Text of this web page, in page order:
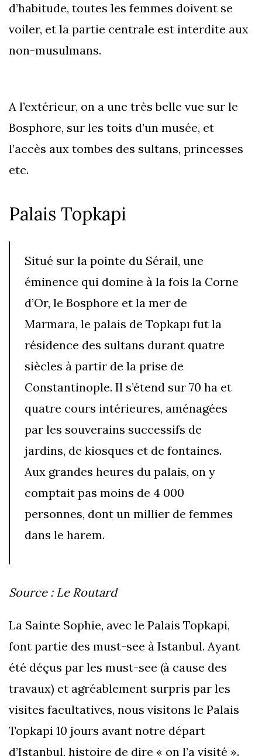
d’habitude, toutes les femmes doivent se
voiler, et la partie centrale est interdite aux
non-musulmans.
A l’extérieur, on a une très belle vue sur le
Bosphore, sur les toits d’un musée, et
l’accès aux tombes des sultans, princesses
etc.
Palais Topkapi
Situé sur la pointe du Sérail, une
éminence qui domine à la fois la Corne
d’Or, le Bosphore et la mer de
Marmara, le palais de Topkapı fut la
résidence des sultans durant quatre
siècles à partir de la prise de
Constantinople. Il s’étend sur 70 ha et
quatre cours intérieures, aménagées
par les souverains successifs de
jardins, de kiosques et de fontaines.
Aux grandes heures du palais, on y
comptait pas moins de 4 000
personnes, dont un millier de femmes
dans le harem.
Source : Le Routard
La Sainte Sophie, avec le Palais Topkapi,
font partie des must-see à Istanbul. Ayant
été déçus par les must-see (à cause des
travaux) et agréablement surpris par les
visites facultatives, nous visitons le Palais
Topkapi 10 jours avant notre départ
d’Istanbul, histoire de dire « on l’a visité ».